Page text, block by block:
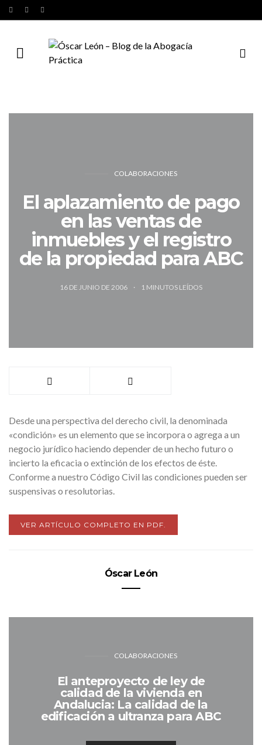
COLABORACIONES
El aplazamiento de pago
en las ventas de
inmuebles y el registro
de la propiedad para ABC
16 DE JUNIO DE 2006 1 MINUTOS LEÍDOS
Desde una perspectiva del derecho civil, la denominada
«condición» es un elemento que se incorpora o agrega a un
negocio jurídico haciendo depender de un hecho futuro o
incierto la eficacia o extinción de los efectos de éste.
Conforme a nuestro Código Civil las condiciones pueden ser
suspensivas o resolutorias.
VER ARTÍCULO COMPLETO EN PDF.
Óscar León
COLABORACIONES
El anteproyecto de ley de
calidad de la vivienda en
Andalucia: La calidad de la
edificación a ultranza para ABC